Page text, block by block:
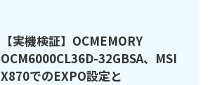
【実機検証】OCMEMORY
OCM6000CL36D-32GBSA、MSI
X870でのEXPO設定と